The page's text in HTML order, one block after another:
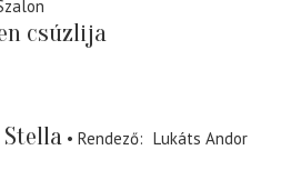
csúzlija
Stella Rendező
Lukáts Andor